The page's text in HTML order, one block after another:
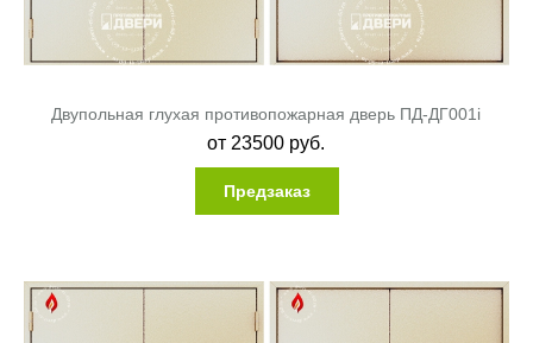
Двупольная глухая противопожарная дверь ПД-ДГ001i
от 23500 руб.
Предзаказ